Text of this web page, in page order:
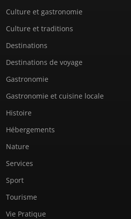
Culture et gastronomie
Culture et traditions
Destinations
Destinations de voyage
Gastronomie
Gastronomie et cuisine locale
Histoire
Hébergements
Nature
Services
Sport
Tourisme
Vie Pratique